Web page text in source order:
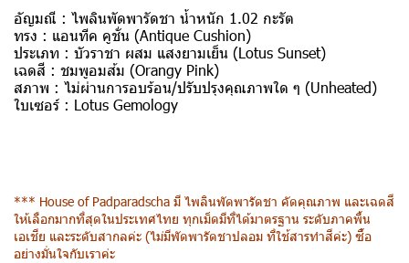
อัญมณี : ไพลินพัดพารัดชา น้ำหนัก 1.02 กะรัต
ทรง : แอนทีค คูชั่น (Antique Cushion)
ประเภท : บัวราชา ผสม แสงยามเย็น (Lotus Sunset)
เฉดสี : ชมพูอมส้ม (Orangy Pink)
สภาพ : ไม่ผ่านการอบร้อน/ปรับปรุงคุณภาพใด ๆ (Unheated)
ใบเซอร์ : Lotus Gemology
*** House of Padparadscha มี ไพลินพัดพารัดชา คัดคุณภาพ และเฉดสี
ให้เลือกมากที่สุดในประเทศไทย ทุกเม็ดมีที่ได้มาตรฐาน ระดับภาคพื้น
เอเชีย และระดับสากลค่ะ (ไม่มีพัดพารัดชาปลอม ที่ใช้สารทำสีค่ะ) ซื้อ
อย่างมั่นใจกับเราค่ะ